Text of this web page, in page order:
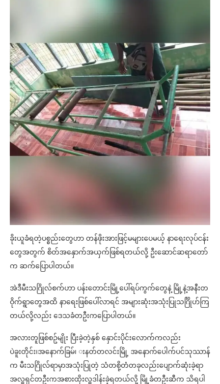
ခိုးယူခံရတဲ့ပစ္စည်းတွေဟာ တန်ဖိုးအားဖြင့်မများပေမယ့် နာရေးလုပ်ငန်း
တွေအတွက် စိတ်အနှောက်အယှက်ဖြစ်ရတယ်လို့ ဦးဆောင်ဆရာတော်
က ဆက်ပြောပါတယ်။
အဲဒီမီးသဂြိုလ်စက်ဟာ ပန်းတောင်းမြို့ပေါ်ရပ်ကွက်တွေနဲ့ မြို့နဲ့အနီးတ
ဝိုက်ရွာတွေအထိ နာရေးဖြစ်ပေါ်လာရင် အများဆုံးအသုံးပြုသင်္ဂြိုဟ်ကြ
တယ်လို့လည်း ဒေသခံတဦးကပြောပါတယ်။
အလားတူဖြစ်စဥ်မျိုး ပြီးခဲ့တဲ့နှစ် နှောင်းပိုင်းလောက်ကလည်း
ပဲခူးတိုင်း၊အနောက်ခြမ်၊ းနတ်တလင်းမြို့ အနောက်ပေါက်ပင်သုဿာန်
က မီးသဂြိုလ်ရာမှာအသုံးပြုတဲ့ သံတစို့တံတခုလည်းပျောက်ဆုံးခဲ့ရာ
အလှူရှင်တဦးကအစားထိုးလှူဒါန်းခဲ့ရတယ်လို့ မြို့ခံတဦးဆီက သိရပါ